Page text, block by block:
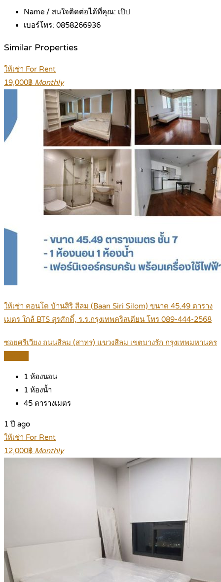
Name / สนใจติดต่อได้ที่คุณ: เป๊ป
เบอร์โทร: 0858266936
Similar Properties
ให้เช่า For Rent
19,000฿ Monthly
ให้เช่า คอนโด บ้านสิริ สีลม (Baan Siri Silom) ขนาด 45.49 ตาราง
เมตร ใกล้ BTS สุรศักดิ์, ร.ร.กรุงเทพคริสเตียน โทร 089-444-2568
ซอยศรีเวียง ถนนสีลม (สาทร) แขวงสีลม เขตบางรัก กรุงเทพมหานคร
1 ห้องนอน
1 ห้องน้ำ
45 ตารางเมตร
1 ปี ago
ให้เช่า For Rent
12,000฿ Monthly